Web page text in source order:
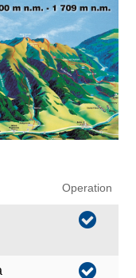
Operation